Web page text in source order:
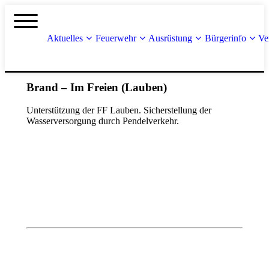
Aktuelles Feuerwehr Ausrüstung Bürgerinfo
Brand – Im Freien (Lauben)
Unterstützung der FF Lauben. Sicherstellung der
Wasserversorgung durch Pendelverkehr.